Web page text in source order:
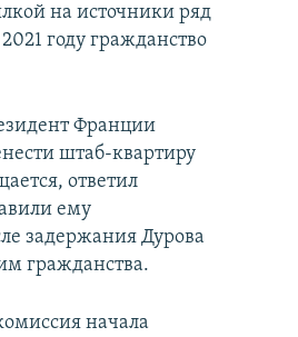
на источники ряд
году гражданство
Франции
штаб-квартиру
ответил
ему
задержания Дурова
гражданства.
начала